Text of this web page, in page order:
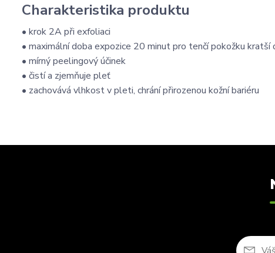
Charakteristika produktu
• krok 2A při exfoliaci
• maximální doba expozice 20 minut pro tenčí pokožku kratší
• mírný peelingový účinek
• čistí a zjemňuje pleť
• zachovává vlhkost v pleti, chrání přirozenou kožní bariéru